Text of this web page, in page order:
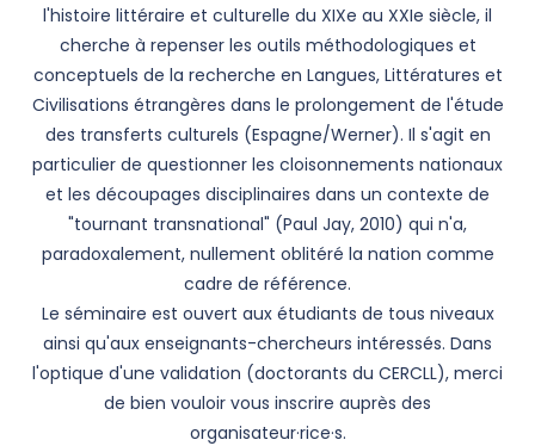
l'histoire littéraire et culturelle du XIXe au XXIe siècle, il
cherche à repenser les outils méthodologiques et
conceptuels de la recherche en Langues, Littératures et
Civilisations étrangères dans le prolongement de l'étude
des transferts culturels (Espagne/Werner). Il s'agit en
particulier de questionner les cloisonnements nationaux
et les découpages disciplinaires dans un contexte de
"tournant transnational" (Paul Jay, 2010) qui n'a,
paradoxalement, nullement oblitéré la nation comme
cadre de référence.
Le séminaire est ouvert aux étudiants de tous niveaux
ainsi qu'aux enseignants-chercheurs intéressés. Dans
l'optique d'une validation (doctorants du CERCLL), merci
de bien vouloir vous inscrire auprès des
organisateur·rice·s.